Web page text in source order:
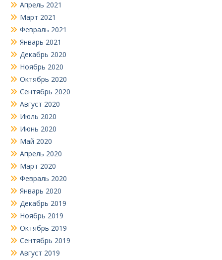
Апрель 2021
Март 2021
Февраль 2021
Январь 2021
Декабрь 2020
Ноябрь 2020
Октябрь 2020
Сентябрь 2020
Август 2020
Июль 2020
Июнь 2020
Май 2020
Апрель 2020
Март 2020
Февраль 2020
Январь 2020
Декабрь 2019
Ноябрь 2019
Октябрь 2019
Сентябрь 2019
Август 2019